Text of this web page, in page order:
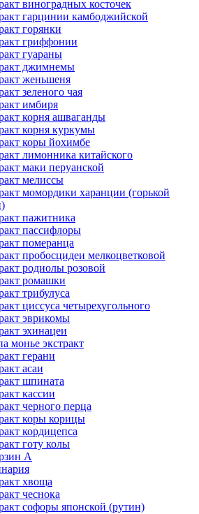
виноградных косточек
гарцинии камбоджийской
горянки
гриффонии
гуараны
джимнемы
женьшеня
зеленого чая
имбиря
корня ашваганды
корня куркумы
коры йохимбе
лимонника китайского
маки перуанской
мелиссы
момордики харанции (горькой
пажитника
пассифлоры
померанца
пробосцидеи мелкоцветковой
родиолы розовой
ромашки
трибулуса
циссуса четырехугольного
эврикомы
эхинацеи
монье экстракт
герани
асаи
шпината
кассии
черного перца
коры корицы
кордицепса
готу колы
А
хвоща
чеснока
софоры японской (рутин)